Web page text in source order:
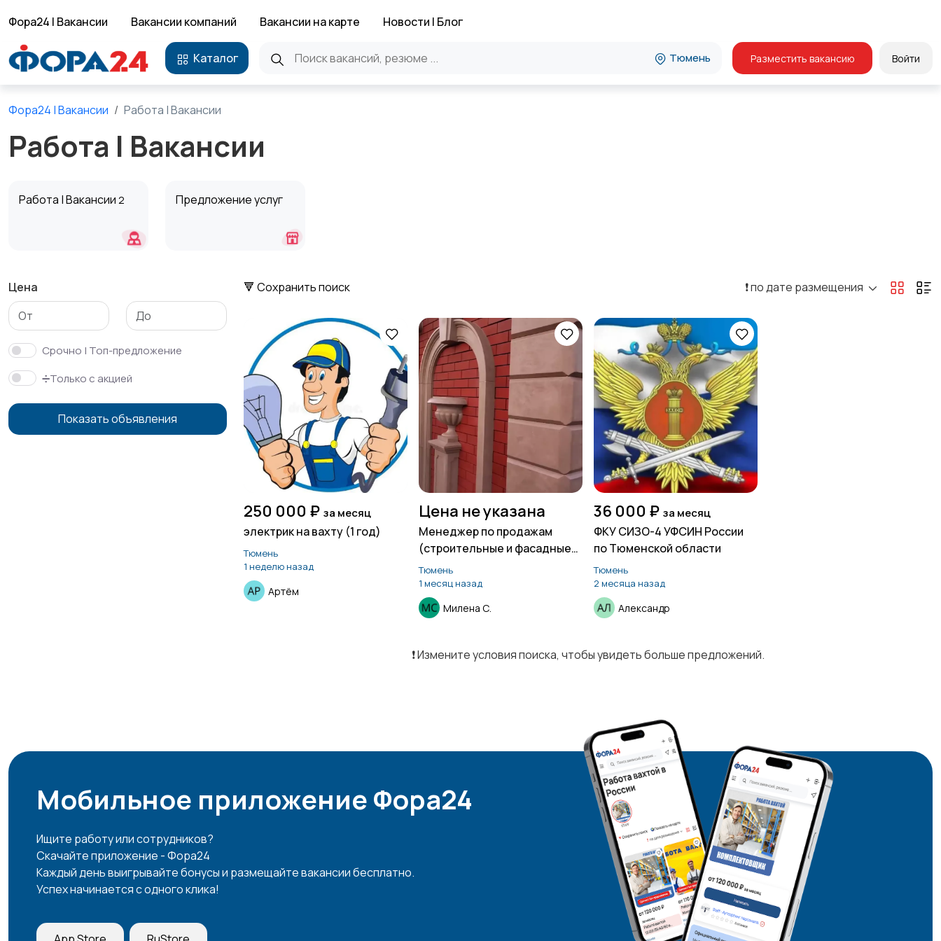
Фора24 | Вакансии Вакансии компаний Вакансии на карте Новости | Блог
Каталог Тюмень Разместить вакансию Войти
Фора24 | Вакансии Работа | Вакансии
Работа | Вакансии
Работа | Вакансии 2 Предложение услуг
Цена
Срочно | Топ-предложение
➗Только с акцией
Показать объявления
🔻 Сохранить поиск ❗️ по дате размещения
250 000 ₽ за месяц
электрик на вахту (1 год)
Тюмень
1 неделю назад
Артём
Цена не указана
Менеджер по продажам
(строительные и фасадные
материалы)
Тюмень
1 месяц назад
Милена С.
36 000 ₽ за месяц
ФКУ СИЗО-4 УФСИН России
по Тюменской области
Тюмень
2 месяца назад
Александр
❗️ Измените условия поиска, чтобы увидеть больше предложений.
Мобильное приложение Фора24
Ищите работу или сотрудников?
Скачайте приложение - Фора24
Каждый день выигрывайте бонусы и размещайте вакансии бесплатно.
Успех начинается с одного клика!